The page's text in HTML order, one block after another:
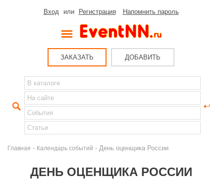
Вход или Регистрация Напомнить пароль
ЗАКАЗАТЬ ДОБАВИТЬ
Главная - Календарь событий - День оценщика России
ДЕНЬ ОЦЕНЩИКА РОССИИ